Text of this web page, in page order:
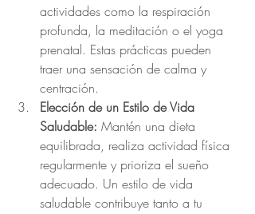
actividades como la respiración
profunda, la meditación o el yoga
prenatal. Estas prácticas pueden
traer una sensación de calma y
centración.
Elección de un Estilo de Vida
Saludable: Mantén una dieta
equilibrada, realiza actividad física
regularmente y prioriza el sueño
adecuado. Un estilo de vida
saludable contribuye tanto a tu